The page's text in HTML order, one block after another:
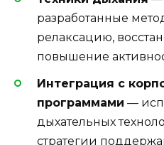
разработанные
релаксацию,
повышение
Интеграция с
программами —
дыхательных
стратегии